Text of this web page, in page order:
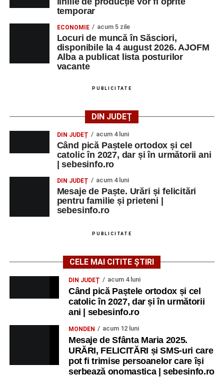
temporar
ECONOMIE acum 5 zile
Locuri de muncă în Săsciori,
disponibile la 4 august 2026. AJOFM
Alba a publicat lista posturilor
vacante
PUBLICITATE
DIN JUDEȚ
DIN JUDEȚ acum 4 luni
Când pică Paștele ortodox și cel
catolic în 2027, dar și în următorii ani
| sebesinfo.ro
DIN JUDEȚ acum 4 luni
Mesaje de Paște. Urări și felicitări
pentru familie și prieteni |
sebesinfo.ro
PUBLICITATE
CELE MAI CITITE ȘTIRI
DIN JUDEȚ acum 4 luni
Când pică Paștele ortodox și cel
catolic în 2027, dar și în următorii
ani | sebesinfo.ro
MONDEN acum 12 luni
Mesaje de Sfânta Maria 2025.
URĂRI, FELICITĂRI și SMS-uri care
pot fi trimise persoanelor care își
serbează onomastica | sebesinfo.ro